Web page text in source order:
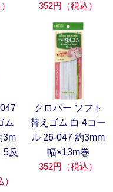
352円（税込）
ム
3m
反
クロバー ソフト
替えゴム 白 4コー
ル 26-047 約3mm
幅×13m巻
352円（税込）